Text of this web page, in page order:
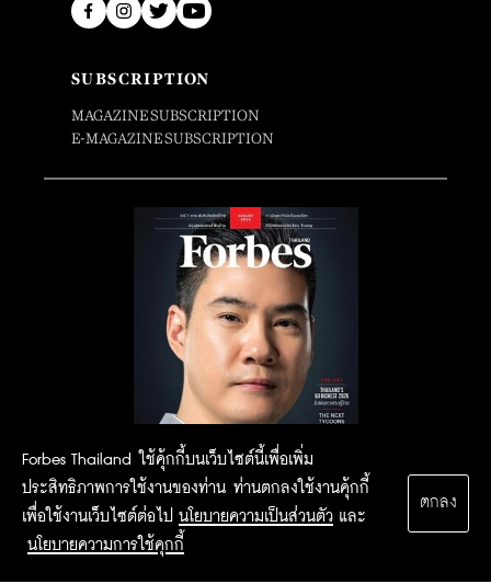
Forbes Thailand ใช้คุ้กกี้บนเว็บไซต์นี้เพื่อเพิ่ม
ประสิทธิภาพการใช้งานของท่าน ท่านตกลงใช้งานคุ้กกี้
เพื่อใช้งานเว็บไซต์ต่อไป นโยบายความเป็นส่วนตัว และ
นโยบายความการใช้คุกกี้
ตกลง
SUBSCRIPTION
MAGAZINE SUBSCRIPTION
E-MAGAZINE SUBSCRIPTION
2015 Forbesthailand.com ALL RIGHTS RESERVED